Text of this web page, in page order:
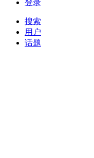
登录
搜索
用户
话题